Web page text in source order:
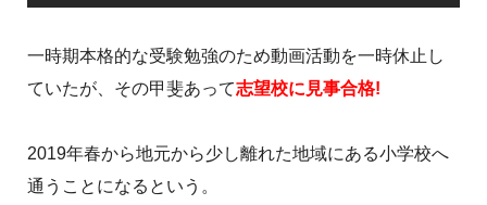
一時期本格的な受験勉強のため動画活動を一時休止し
ていたが、その甲斐あって志望校に見事合格!
2019年春から地元から少し離れた地域にある小学校へ
通うことになるという。